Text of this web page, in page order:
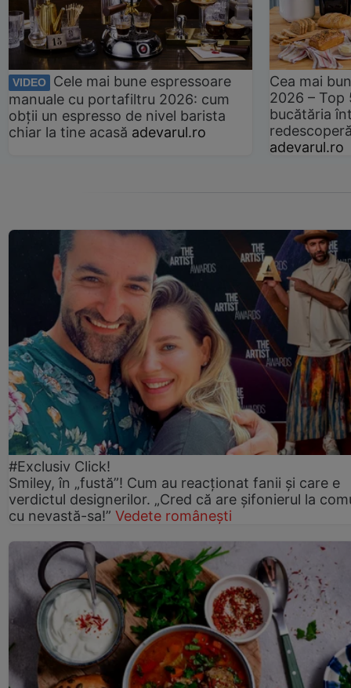
VIDEO
Cele mai bune espressoare
manuale cu portafiltru 2026: cum
obții un espresso de nivel barista
chiar la tine acasă adevarul.ro
Cea mai
2026 –
bucătăria
adevarul.ro
#Exclusiv Click!
Smiley, în „fustă”! Cum au reacționat fanii și care e
verdictul designerilor. „Cred că are șifonierul la
cu nevastă-sa!” Vedete românești